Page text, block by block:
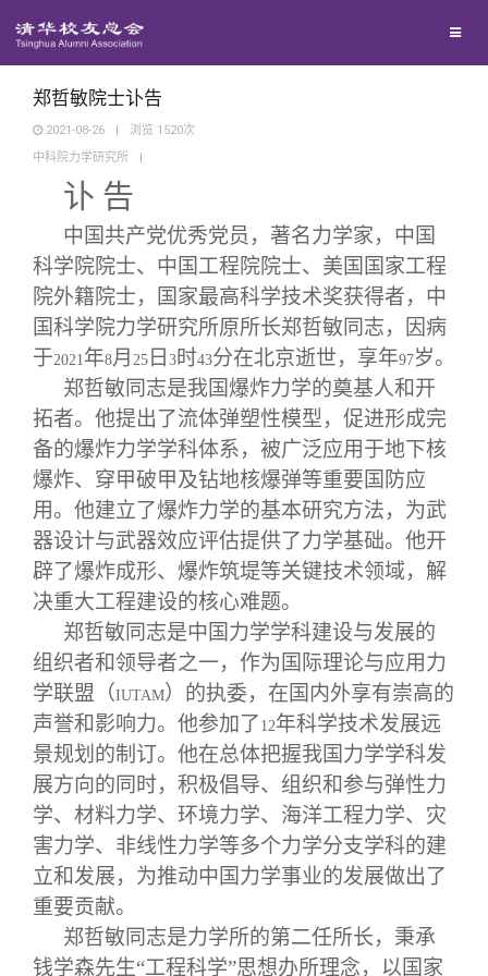
院系校友工作
专业委员会
兴趣群体
西南联大校友会
回馈母校
捐赠新闻
捐赠纪事
捐赠方法
义工计划
《清华校友通讯》
《水木清华》
我要订阅
新媒体平台
百年清华
清华人物
清华故事
青春风采
校友文苑
校友讲坛
校友视界
校友服务
终身学习
信息化服务
三创大赛
实用信息
校友总会
总会简介
会长致辞
总会章程
理事会名单
制度法规
联系我们
关闭
郑哲敏院士讣告
2021-08-26 | 浏览 1520次
中科院力学研究所
|
讣 告
中国共产党优秀党员，著名力学家，中国
科学院院士、中国工程院院士、美国国家工程
院外籍院士，国家最高科学技术奖获得者，中
国科学院力学研究所原所长郑哲敏同志，因病
于2021年8月 25 日 3 时43分在北京逝世，享年97岁。
郑哲敏同志是我国爆炸力学的奠基人和开
拓者。他提出了流体弹塑性模型，促进形成完
备的爆炸力学学科体系，被广泛应用于地下核
爆炸、穿甲破甲及钻地核爆弹等重要国防应
用。他建立了爆炸力学的基本研究方法，为武
器设计与武器效应评估提供了力学基础。他开
辟了爆炸成形、爆炸筑堤等关键技术领域，解
决重大工程建设的核心难题。
郑哲敏同志是中国力学学科建设与发展的
组织者和领导者之一，作为国际理论与应用力
学联盟（IUTAM）的执委，在国内外享有崇高的
声誉和影响力。他参加了 12年科学技术发展远
景规划的制订。他在总体把握我国力学学科发
展方向的同时，积极倡导、组织和参与弹性力
学、材料力学、环境力学、海洋工程力学、灾
害力学、非线性力学等多个力学分支学科的建
立和发展，为推动中国力学事业的发展做出了
重要贡献。
郑哲敏同志是力学所的第二任所长，秉承
钱学森先生“工程科学”思想办所理念，以国家